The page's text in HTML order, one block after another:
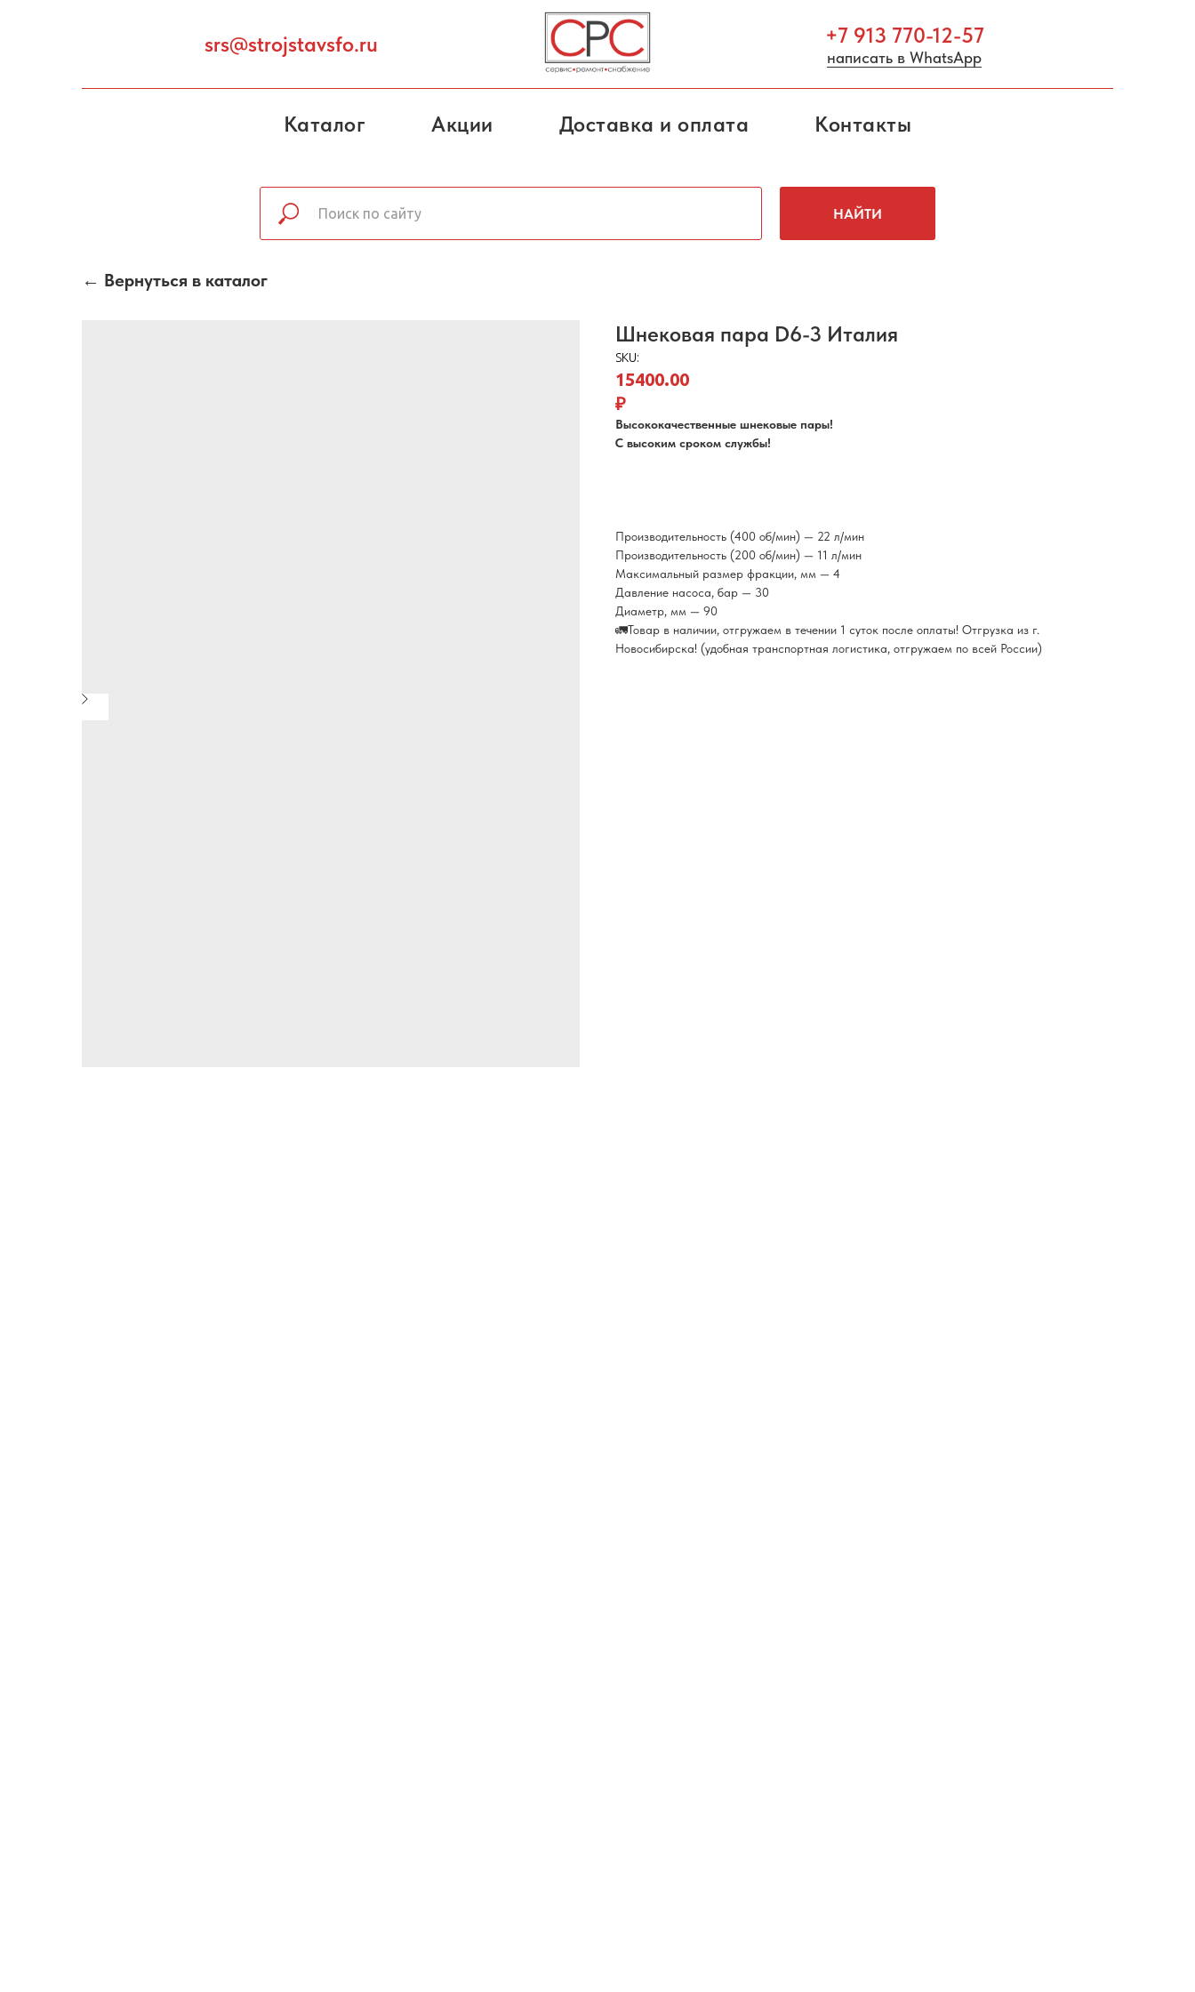
srs@strojstavsfo.ru +7 913 770-12-57
написать в WhatsApp
Каталог Акции Доставка и оплата Контакты
НАЙТИ
← Вернуться в каталог
Шнековая пара D6-3 Италия
SKU:
15400.00
₽
Высококачественные шнековые пары!
С высоким сроком службы!
Производительность (400 об/мин) — 22 л/мин
Производительность (200 об/мин) — 11 л/мин
Максимальный размер фракции, мм — 4
Давление насоса, бар — 30
Диаметр, мм — 90
🚛Товар в наличии, отгружаем в течении 1 суток после оплаты! Отгрузка из г.
Новосибирска! (удобная транспортная логистика, отгружаем по всей России)